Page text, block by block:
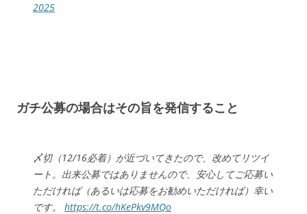
2025
ガチ公募の場合はその旨を発信すること
〆切（12/16必着）が近づいてきたので、改めてリツイ
ート。出来公募ではありませんので、安心してご応募い
ただければ（あるいは応募をお勧めいただければ）幸い
です。 https://t.co/hKePkv9MQo